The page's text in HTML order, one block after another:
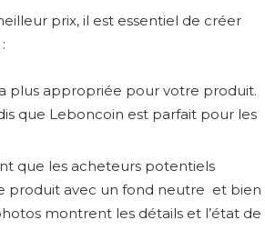
prix, il est essentiel de créer
plus appropriée pour votre produit.
que Leboncoin est parfait pour les
que les acheteurs potentiels
produit avec un fond neutre et bien
montrent les détails et l’état de